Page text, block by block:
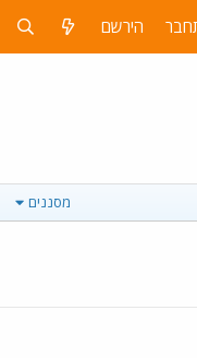
הירשם
מסננים